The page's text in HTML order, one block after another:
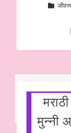
मुन्नी